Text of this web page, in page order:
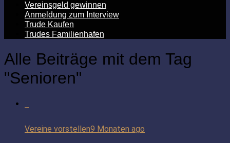
Vereinsgeld gewinnen
Anmeldung zum Interview
Trude Kaufen
Trudes Familienhafen
Alle Beiträge mit dem Tag
"Senioren"
Vereine vorstellen9 Monaten ago